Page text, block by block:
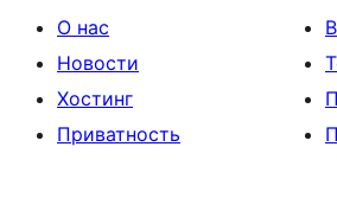
О нас
Новости
Хостинг
Приватность